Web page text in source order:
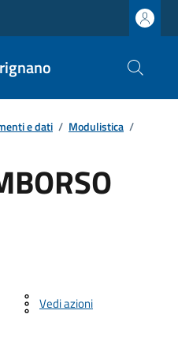
e dati / Modulistica /
Vedi azioni